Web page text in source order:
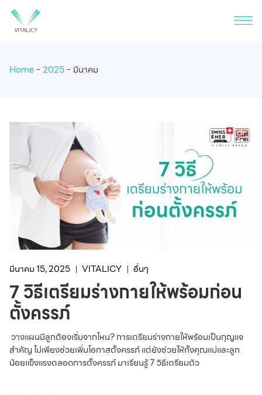
Home 2025 มีนาคม
มีนาคม 15, 2025 VITALICY อื่นๆ
7 วิธีเตรียมร่างกายให้พร้อมก่อน
ตั้งครรภ์
วางแผนมีลูกต้องเริ่มจากไหน? การเตรียมร่างกายให้พร้อมเป็นกุญแจ
สำคัญ ไม่เพียงช่วยเพิ่มโอกาสตั้งครรภ์ แต่ยังช่วยให้ทั้งคุณแม่และลูก
น้อยแข็งแรงตลอดการตั้งครรภ์ มาเรียนรู้ 7 วิธีเตรียมตัว